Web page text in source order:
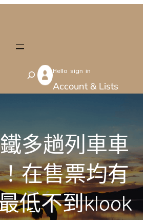
S
e
c
h
Hello sign in
Account & Lists
多趟列車車
在售票均有
低不到klook